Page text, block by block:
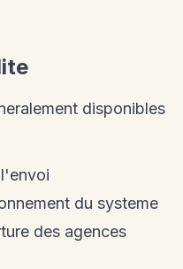
disponibles
du systeme
des agences